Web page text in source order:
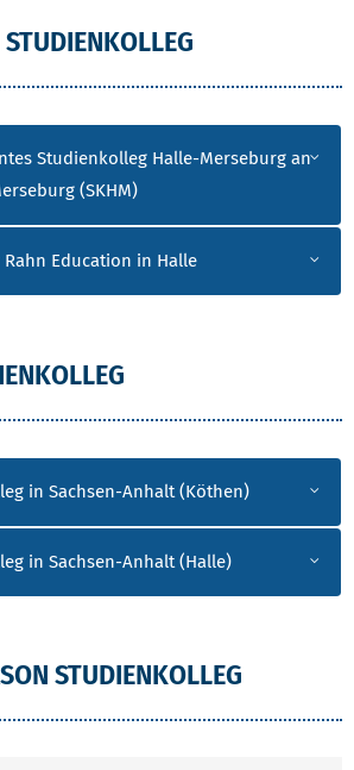
Studienkolleg Halle-Merseburg an
(SKHM)
Education in Halle
in Sachsen-Anhalt (Köthen)
in Sachsen-Anhalt (Halle)
STUDIENKOLLEG